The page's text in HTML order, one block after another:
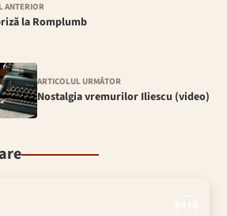
ANTERIOR
la Romplumb
ARTICOLUL URMĂTOR
Nostalgia vremurilor Iliescu (video)